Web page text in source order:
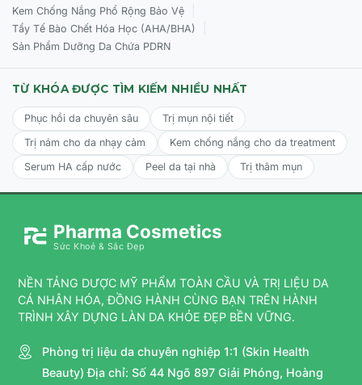
Mẹo chuyên nghiệp:
Sử dụng kết hợp với 1/2 lần bơm xịt
dưỡng
Spritz Activating Mist (Boost/ Infuse)
nhàng massage trên da.
Tần suất:Sử dụng mỗi ngày 1 lần vào buổi sáng và/hoặc
, tăng dần tần suất theo chỉ định của bác sĩ nếu
da dung nạp tốt.
Lưu ý:Ban ngày bắt buộc dùng kem chống nắng phổ
rộngSPF 30+trở lên.
Kem Chống Nắng Phổ Rộng Bảo Vệ
Tẩy Tế Bào Chết Hóa Học (AHA/BHA)
Sản Phẩm Dưỡng Da Chứa PDRN
TỪ KHÓA ĐƯỢC TÌM KIẾM NHIỀU NHẤT
Phục hồi da chuyên sâu
Trị mụn nội tiết
Trị nám cho da nhạy cảm
Kem chống nắng cho da treatment
Serum HA cấp nước
Peel da tại nhà Trị thâm mụn
Pharma Cosmetics
Sức Khoẻ & Sắc Đẹp
NỀN TẢNG DƯỢC MỸ PHẨM TOÀN CẦU VÀ TRỊ LIỆU DA
CÁ NHÂN HÓA, ĐỒNG HÀNH CÙNG BẠN TRÊN HÀNH
TRÌNH XÂY DỰNG LÀN DA KHỎE ĐẸP BỀN VỮNG.
Phòng trị liệu da chuyên nghiệp 1:1 (Skin Health
Beauty) Địa chỉ: Số 44 Ngõ 897 Giải Phóng, Hoàng